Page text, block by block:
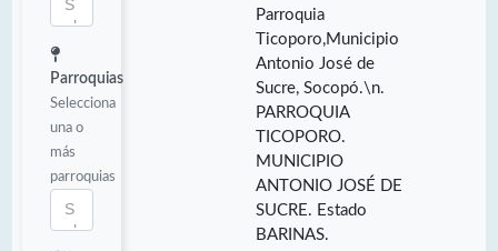
Parroquias
Selecciona
una o
más
parroquias
Parroquia
Ticoporo,Municipio
Antonio José de
Sucre, Socopó.\n.
PARROQUIA
TICOPORO.
MUNICIPIO
ANTONIO JOSÉ DE
SUCRE. Estado
BARINAS.